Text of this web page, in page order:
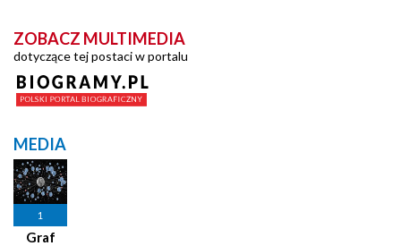
ZOBACZ MULTIMEDIA
dotyczące tej postaci w portalu
MEDIA
1
Graf